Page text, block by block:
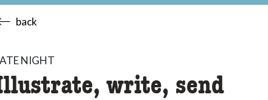
back
NIGHT
write, send